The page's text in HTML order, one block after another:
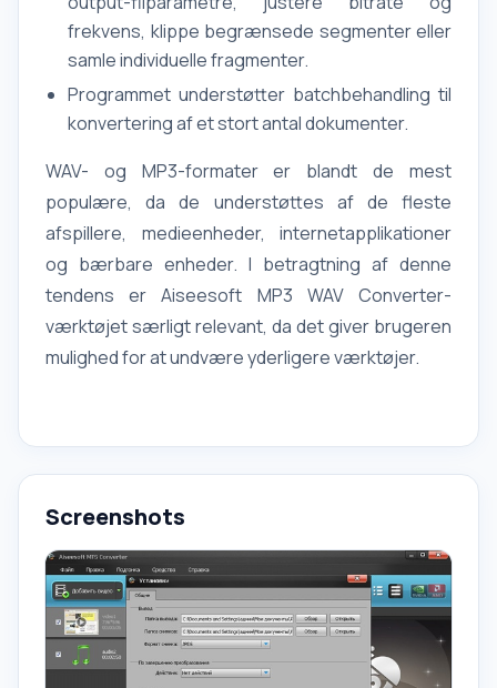
frekvens, klippe begrænsede segmenter eller
samle individuelle fragmenter.
Programmet understøtter batchbehandling til
konvertering af et stort antal dokumenter.
WAV- og MP3-formater er blandt de mest
populære, da de understøttes af de fleste
afspillere, medieenheder, internetapplikationer
og bærbare enheder. I betragtning af denne
tendens er Aiseesoft MP3 WAV Converter-
værktøjet særligt relevant, da det giver brugeren
mulighed for at undvære yderligere værktøjer.
Screenshots